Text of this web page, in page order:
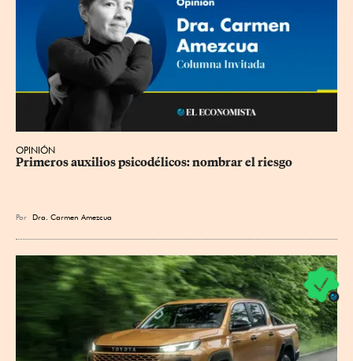
OPINIÓN
Primeros auxilios psicodélicos: nombrar el riesgo
Por Dra. Carmen Amezcua